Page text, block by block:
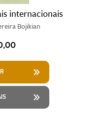
internacionais
Bojikian